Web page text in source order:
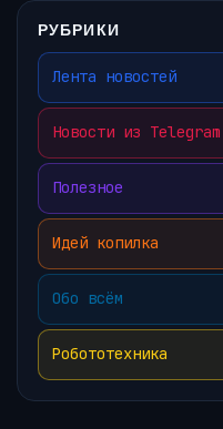
РУБРИКИ
Лента новостей
Новости из Telegram
Полезное
Идей копилка
Обо всём
Робототехника